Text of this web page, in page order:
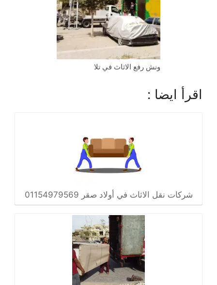
ونش رفع الاثاث في تلا
اقرأ ايضا :
شركات نقل الاثاث في أولاد صقر 01154979569